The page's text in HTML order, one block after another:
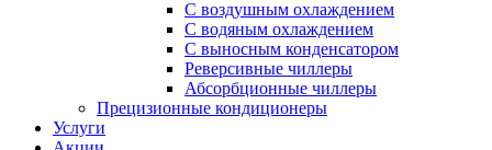
С воздушным охлаждением
С водяным охлаждением
С выносным конденсатором
Реверсивные чиллеры
Абсорбционные чиллеры
Прецизионные кондиционеры
Услуги